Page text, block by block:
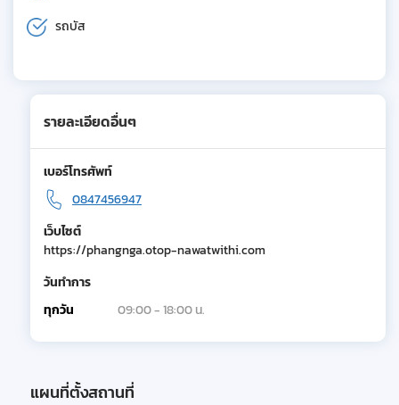
รถบัส
รายละเอียดอื่นๆ
เบอร์โทรศัพท์
0847456947
เว็บไซต์
https://phangnga.otop-nawatwithi.com
วันทำการ
ทุกวัน
09:00 - 18:00 น.
แผนที่ตั้งสถานที่